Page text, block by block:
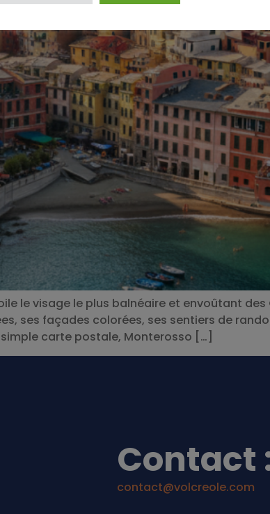
le visage le plus balnéaire et envoûtant
ses façades colorées, ses sentiers de
carte postale, Monterosso […]
Contact
contact@volcreole.com